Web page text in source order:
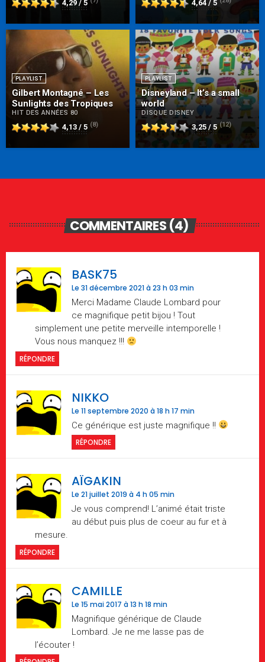
4,29 / 5 4,64 / 5
PLAYLIST
Gilbert Montagné – Les
Sunlights des Tropiques
HIT DES ANNÉES 80
4,13 / 5 (8)
PLAYLIST
Disneyland – It’s a small
world
DISQUE DISNEY
3,25 / 5 (12)
COMMENTAIRES (4)
BASK75
Le 31 décembre 2021 à 23 h 03 min
Merci Madame Claude Lombard pour
ce magnifique petit bijou ! Tout
simplement une petite merveille intemporelle !
Vous nous manquez !!!
RÉPONDRE
NIKKO
Le 11 septembre 2020 à 18 h 17 min
Ce générique est juste magnifique !!
RÉPONDRE
AÏGAKIN
Le 21 juillet 2019 à 4 h 05 min
Je vous comprend! L’animé était triste
au début puis plus de coeur au fur et à
mesure.
RÉPONDRE
CAMILLE
Le 15 mai 2017 à 13 h 18 min
Magnifique générique de Claude
Lombard. Je ne me lasse pas de
l’écouter !